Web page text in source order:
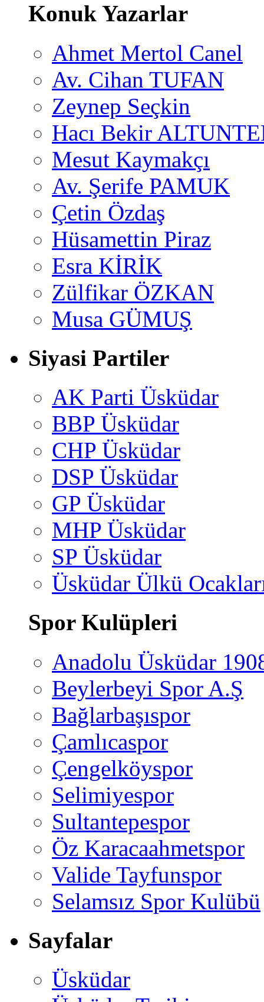
Konuk Yazarlar
Ahmet Mertol Canel
Av. Cihan TUFAN
Zeynep Seçkin
Hacı Bekir
Mesut Kaymakçı
Av. Şerife PAMUK
Çetin Özdaş
Hüsamettin Piraz
Esra KİRİK
Zülfikar ÖZKAN
Musa GÜMUŞ
Siyasi Partiler
AK Parti Üsküdar
BBP Üsküdar
CHP Üsküdar
DSP Üsküdar
GP Üsküdar
MHP Üsküdar
SP Üsküdar
Üsküdar Ülkü
Spor Kulüpleri
Anadolu Üsküdar
Beylerbeyi Spor A.Ş
Bağlarbaşıspor
Çamlıcaspor
Çengelköyspor
Selimiyespor
Sultantepespor
Öz Karacaahmetspor
Valide Tayfunspor
Selamsız Spor Kulübü
Sayfalar
Üsküdar